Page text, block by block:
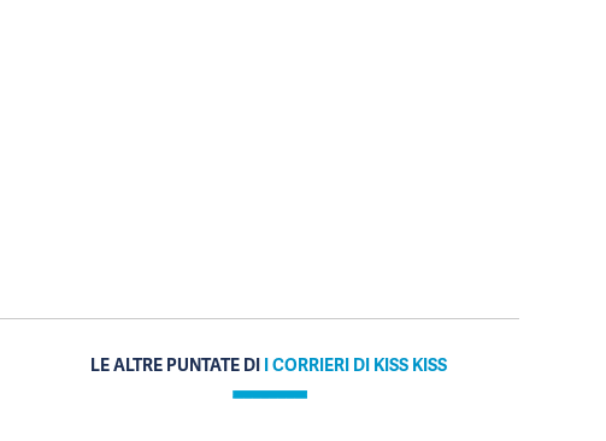
LE ALTRE PUNTATE DI I CORRIERI DI KISS KISS